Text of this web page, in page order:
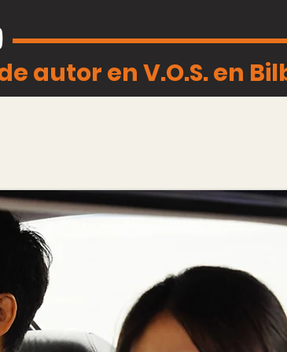
autor en V.O.S. en